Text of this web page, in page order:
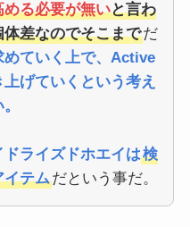
る必要が無いと言わ
差なのでそこまでだ
めていく上で、Active
げていくという考え
ドライズドホエイは検
イテムだという事だ。